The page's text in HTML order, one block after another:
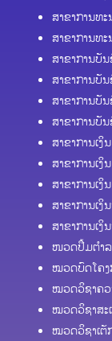
ສາຂາການທ
ສາຂາການທ
ສາຂາການບັ
ສາຂາການບັ
ສາຂາການບັ
ສາຂາການບັ
ສາຂາການເ
ສາຂາການເ
ສາຂາການເ
ສາຂາການເ
ສາຂາການເ
ໜວດປຶ້ມຕຳລ
ໝວດບົດໂຄງ
ໝວດວິຊາຄ
ໝວດວິຊາສະເ
ໝວດວິຊາເຕັ